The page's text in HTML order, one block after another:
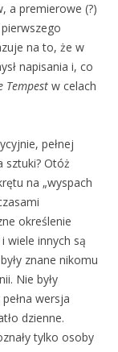
a premierowe (?)
na to, że w
napisania i, co
Tempest w celach
pełnej
sztuki? Otóż
na „wyspach
określenie
wiele innych są
znane nikomu
Nie były
wersja
dzienne.
tylko osoby